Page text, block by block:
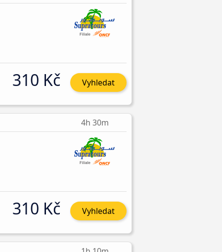
310 Kč Vyhledat
4h 30m
310 Kč Vyhledat